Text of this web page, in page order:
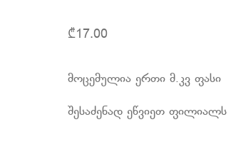
₾17.00
მოცემულია ერთი მ.კვ ფასი
შესაძენად ეწვიეთ ფილიალს